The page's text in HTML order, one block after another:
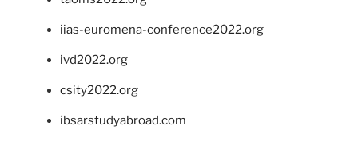
iias-euromena-conference2022.org
ivd2022.org
csity2022.org
ibsarstudyabroad.com